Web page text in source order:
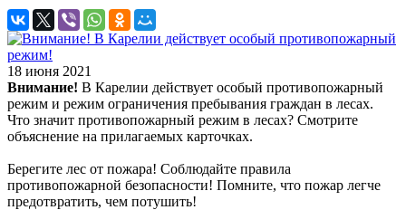
18 июня 2021
Внимание! В Карелии действует особый противопожарный
режим и режим ограничения пребывания граждан в лесах.
Что значит противопожарный режим в лесах? Смотрите
объяснение на прилагаемых карточках.
Берегите лес от пожара! Соблюдайте правила
противопожарной безопасности! Помните, что пожар легче
предотвратить, чем потушить!